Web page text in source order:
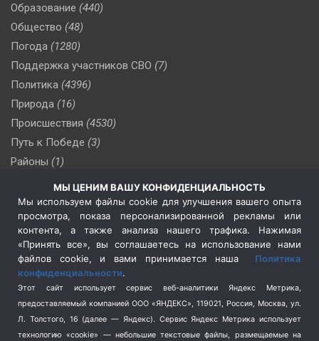
Образование (440)
Общество (48)
Погода (1280)
Поддержка участников СВО (7)
Политика (4396)
Природа (16)
Происшествия (4530)
Путь к Победе (3)
Районы (1)
(510)
Сельское хозяйство (3)
Социальная политика
(3)
Спецоперация в Украине
Спецоперация на Украине
(404)
Спорт (740)
Терроризм (1)
Транспорт (262)
МЫ ЦЕНИМ ВАШУ КОНФИДЕНЦИАЛЬНОСТЬ
Мы используем файлы cookie для улучшения вашего опыта
просмотра, показа персонализированной рекламы или
контента, а также анализа нашего трафика. Нажимая
«Принять все», вы соглашаетесь на использование нами
файлов cookie, и вами принимается наша Политика
конфиденциальности.
Этот сайт использует сервис веб-аналитики Яндекс Метрика,
предоставляемый компанией ООО «ЯНДЕКС», 119021, Россия, Москва, ул.
Л. Толстого, 16 (далее — Яндекс). Сервис Яндекс Метрика использует
технологию «cookie» — небольшие текстовые файлы, размещаемые на